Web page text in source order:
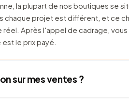
la plupart de nos boutiques se
chaque projet est différent, et ce
Après l'appel de cadrage,
le prix payé.
sur mes ventes ?